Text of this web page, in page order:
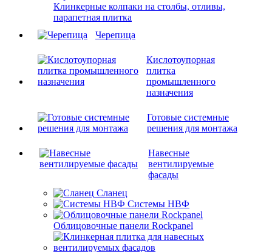
Клинкерные колпаки на столбы, отливы,
парапетная плитка
Черепица
Кислотоупорная
плитка
промышленного
назначения
Готовые системные
решения для монтажа
Навесные
вентилируемые
фасады
Сланец
Системы НВФ
Облицовочные панели Rockpanel